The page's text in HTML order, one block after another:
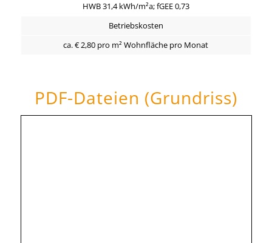
HWB 31,4 kWh/m²a; fGEE 0,73
Betriebskosten
ca. € 2,80 pro m² Wohnfläche pro Monat
PDF-Dateien (Grundriss)